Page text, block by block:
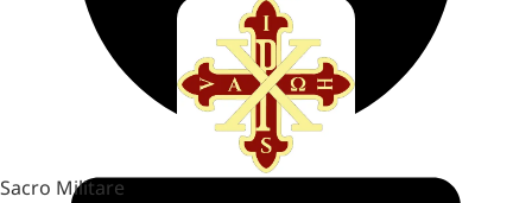
Sacro Militare